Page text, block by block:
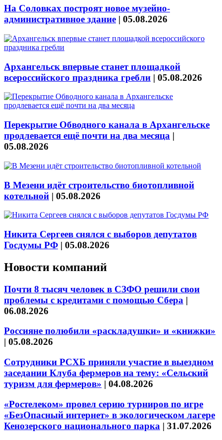
На Соловках построят новое музейно-
административное здание | 05.08.2026
Архангельск впервые станет площадкой
всероссийского праздника гребли | 05.08.2026
Перекрытие Обводного канала в Архангельске
продлевается ещё почти на два месяца |
05.08.2026
В Мезени идёт строительство биотопливной
котельной | 05.08.2026
Никита Сергеев снялся с выборов депутатов
Госдумы РФ | 05.08.2026
Новости компаний
Почти 8 тысяч человек в СЗФО решили свои
проблемы с кредитами с помощью Сбера |
06.08.2026
Россияне полюбили «раскладушки» и «книжки»
| 05.08.2026
Сотрудники РСХБ приняли участие в выездном
заседании Клуба фермеров на тему: «Сельский
туризм для фермеров» | 04.08.2026
«Ростелеком» провел серию турниров по игре
«БезОпасный интернет» в экологическом лагере
Кенозерского национального парка | 31.07.2026